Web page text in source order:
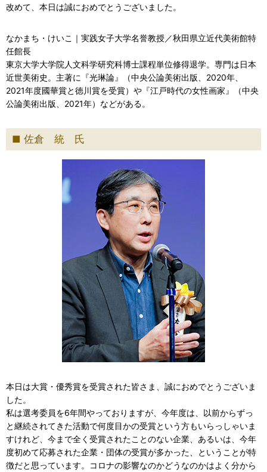
改めて、本日は誠におめでとうございました。
なかまち・けいこ｜実践女子大学名誉教授／秋田県立近代美術館特
任館長
東京大学大学院人文科学研究科博士課程単位修得退学。専門は日本
近世美術史。主著に『光琳論』（中央公論美術出版、2020年、
2021年度國華賞と徳川賞を受賞）や『江戸時代の女性画家』（中央
公論美術出版、2021年）などがある。
佐倉 統 氏
本日は大賞・優秀賞を受賞された皆さま、誠におめでとうございま
した。
私は選考委員を6年間やっておりますが、今年度は、以前からずっ
と継続されてきた活動で何度目かの受賞という方もいらっしゃいま
すけれど、今まで全く受賞されたことのない企業、あるいは、今年
度初めて応募された企業・団体の受賞が多かった、ということが特
徴だと思っています。コロナの影響なのかどうなのかはよく分から